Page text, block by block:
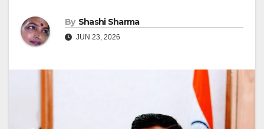
By Shashi Sharma
JUN 23, 2026